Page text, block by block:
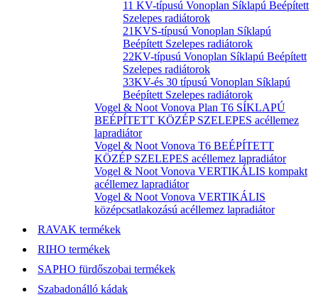
11 KV-típusú Vonoplan Síklapú Beépített
Szelepes radiátorok
21KVS-típusú Vonoplan Síklapú
Beépített Szelepes radiátorok
22KV-típusú Vonoplan Síklapú Beépített
Szelepes radiátorok
33KV-és 30 típusú Vonoplan Síklapú
Beépített Szelepes radiátorok
Vogel & Noot Vonova Plan T6 SÍKLAPÚ
BEÉPÍTETT KÖZÉP SZELEPES acéllemez
lapradiátor
Vogel & Noot Vonova T6 BEÉPÍTETT
KÖZÉP SZELEPES acéllemez lapradiátor
Vogel & Noot Vonova VERTIKÁLIS kompakt
acéllemez lapradiátor
Vogel & Noot Vonova VERTIKÁLIS
középcsatlakozású acéllemez lapradiátor
RAVAK termékek
RIHO termékek
SAPHO fürdőszobai termékek
Szabadonálló kádak